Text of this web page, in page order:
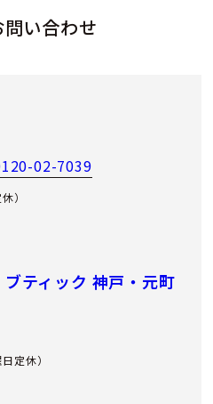
い合わせ
02-7039
）
ティック 神戸・元町
定休）